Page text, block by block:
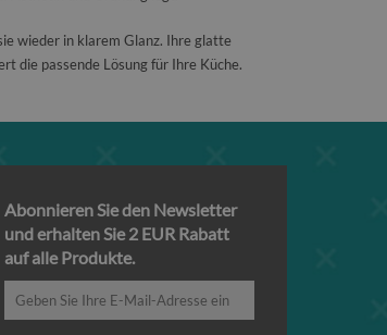
wieder in klarem Glanz. Ihre glatte
die passende Lösung für Ihre Küche.
Abonnieren Sie den Newsletter
und erhalten Sie 2 EUR Rabatt
auf alle Produkte.